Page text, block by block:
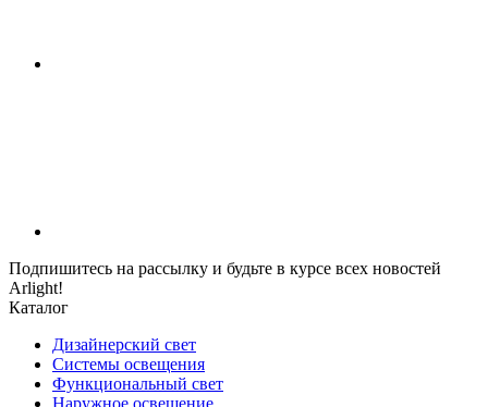
Подпишитесь на рассылку и будьте в курсе всех новостей
Arlight!
Каталог
Дизайнерский свет
Системы освещения
Функциональный свет
Наружное освещение